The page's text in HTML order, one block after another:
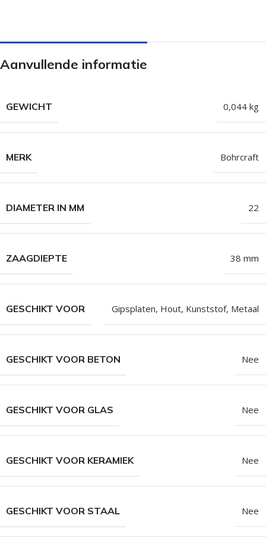
Aanvullende informatie
GEWICHT 0,044 kg
MERK Bohrcraft
DIAMETER IN MM 22
ZAAGDIEPTE 38 mm
GESCHIKT VOOR Gipsplaten, Hout, Kunststof, Metaal
GESCHIKT VOOR BETON Nee
GESCHIKT VOOR GLAS Nee
GESCHIKT VOOR KERAMIEK Nee
GESCHIKT VOOR STAAL Nee